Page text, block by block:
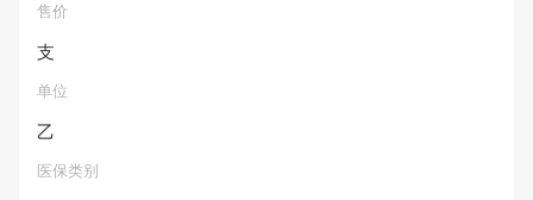
售价
支
单位
乙
医保类别